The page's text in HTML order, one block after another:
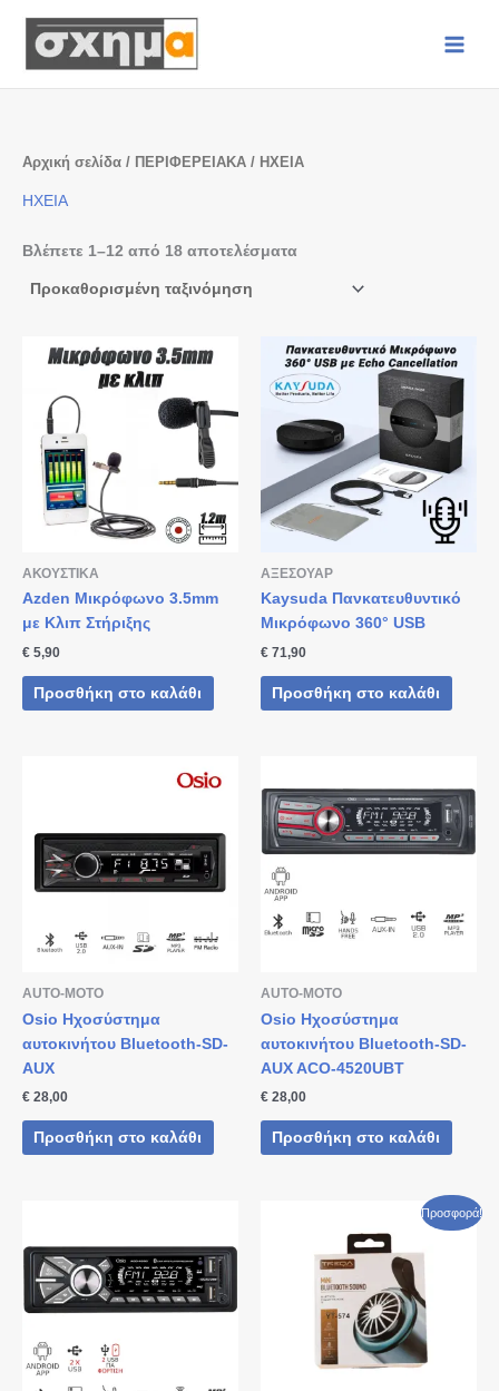
περιεχόμενο
Αρχική σελίδα / ΠΕΡΙΦΕΡΕΙΑΚΑ / ΗΧΕΙΑ
ΗΧΕΙΑ
Βλέπετε 1–12 από 18 αποτελέσματα
ΑΚΟΥΣΤΙΚΑ
Azden Μικρόφωνο 3.5mm
με Κλιπ Στήριξης
€ 5,90
Προσθήκη στο καλάθι
ΑΞΕΣΟΥΑΡ
Kaysuda Πανκατευθυντικό
Μικρόφωνο 360° USB
€ 71,90
Προσθήκη στο καλάθι
AUTO-MOTO
Osio Ηχοσύστημα
αυτοκινήτου Bluetooth-SD-
AUX
€ 28,00
Προσθήκη στο καλάθι
AUTO-MOTO
Osio Ηχοσύστημα
αυτοκινήτου Bluetooth-SD-
AUX ACO-4520UBT
€ 28,00
Προσθήκη στο καλάθι
Προσφορά!
€ 24,80.
τιμή
είναι:
€ 19,80.